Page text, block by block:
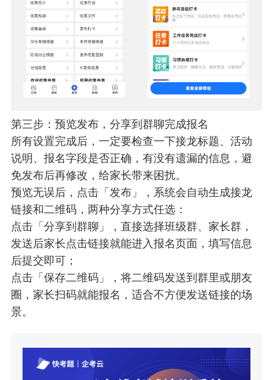
第三步：预览发布，分享到群聊完成报名
所有设置完成后，一定要检查一下接龙标题、活动
说明、报名字段是否正确，有没有遗漏的信息，避
免发布后再修改，给家长带来困扰。
预览无误后，点击「发布」，系统会自动生成接龙
链接和二维码，两种分享方式任选：
点击「分享到群聊」，直接选择班级群、家长群，
发送后家长点击链接就能进入报名页面，填写信息
后提交即可；
点击「保存二维码」，将二维码发送到群里或朋友
圈，家长扫码就能报名，适合不方便发送链接的场
景。